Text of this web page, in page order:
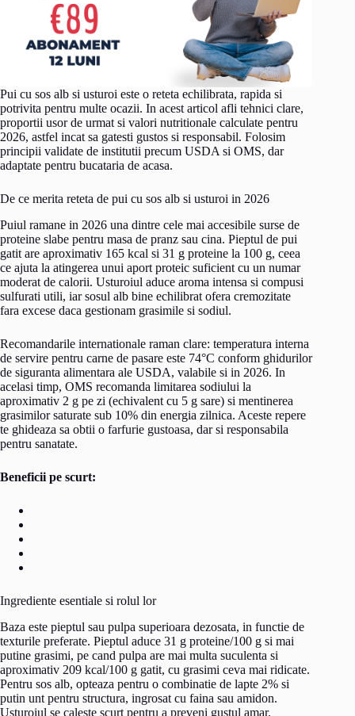
Pui cu sos alb si usturoi este o reteta echilibrata, rapida si
potrivita pentru multe ocazii. In acest articol afli tehnici clare,
proportii usor de urmat si valori nutritionale calculate pentru
2026, astfel incat sa gatesti gustos si responsabil. Folosim
principii validate de institutii precum USDA si OMS, dar
adaptate pentru bucataria de acasa.
De ce merita reteta de pui cu sos alb si usturoi in 2026
Puiul ramane in 2026 una dintre cele mai accesibile surse de
proteine slabe pentru masa de pranz sau cina. Pieptul de pui
gatit are aproximativ 165 kcal si 31 g proteine la 100 g, ceea
ce ajuta la atingerea unui aport proteic suficient cu un numar
moderat de calorii. Usturoiul aduce aroma intensa si compusi
sulfurati utili, iar sosul alb bine echilibrat ofera cremozitate
fara excese daca gestionam grasimile si sodiul.
Recomandarile internationale raman clare: temperatura interna
de servire pentru carne de pasare este 74°C conform ghidurilor
de siguranta alimentara ale USDA, valabile si in 2026. In
acelasi timp, OMS recomanda limitarea sodiului la
aproximativ 2 g pe zi (echivalent cu 5 g sare) si mentinerea
grasimilor saturate sub 10% din energia zilnica. Aceste repere
te ghideaza sa obtii o farfurie gustoasa, dar si responsabila
pentru sanatate.
Beneficii pe scurt:
Ingrediente esentiale si rolul lor
Baza este pieptul sau pulpa superioara dezosata, in functie de
texturile preferate. Pieptul aduce 31 g proteine/100 g si mai
putine grasimi, pe cand pulpa are mai multa suculenta si
aproximativ 209 kcal/100 g gatit, cu grasimi ceva mai ridicate.
Pentru sos alb, opteaza pentru o combinatie de lapte 2% si
putin unt pentru structura, ingrosat cu faina sau amidon.
Usturoiul se caleste scurt pentru a preveni gustul amar.